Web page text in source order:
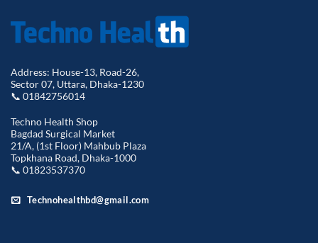
Address: House-13, Road-26,
Sector 07, Uttara, Dhaka-1230
📞 01842756014
Techno Health Shop
Bagdad Surgical Market
21/A, (1st Floor) Mahbub Plaza
Topkhana Road, Dhaka-1000
📞 01823537370
Technohealthbd@gmail.com